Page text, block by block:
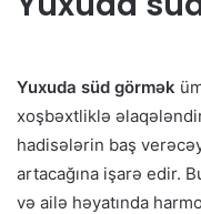
Yuxuda süd görmək
xoşbəxtliklə
hadisələrin baş
artacağına işarə edir.
və ailə həyatında